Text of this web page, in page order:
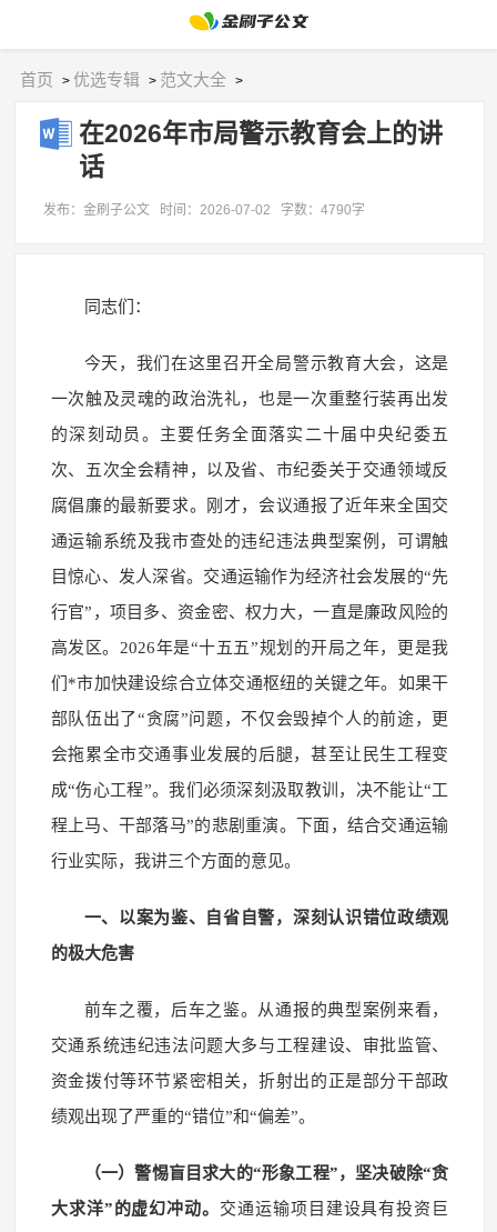
首页 >优选专辑 > 范文大全 >
在2026年市局警示教育会上的讲
话
发布：金刷子公文 时间：2026-07-02 字数：4790字
同志们：
今天，我们在这里召开全局警示教育大会，这是
一次触及灵魂的政治洗礼，也是一次重整行装再出发
的深刻动员。主要任务全面落实二十届中央纪委五
次、五次全会精神，以及省、市纪委关于交通领域反
腐倡廉的最新要求。刚才，会议通报了近年来全国交
通运输系统及我市查处的违纪违法典型案例，可谓触
目惊心、发人深省。交通运输作为经济社会发展的“先
行官”，项目多、资金密、权力大，一直是廉政风险的
高发区。2026年是“十五五”规划的开局之年，更是我
们*市加快建设综合立体交通枢纽的关键之年。如果干
部队伍出了“贪腐”问题，不仅会毁掉个人的前途，更
会拖累全市交通事业发展的后腿，甚至让民生工程变
成“伤心工程”。我们必须深刻汲取教训，决不能让“工
程上马、干部落马”的悲剧重演。下面，结合交通运输
行业实际，我讲三个方面的意见。
一、以案为鉴、自省自警，深刻认识错位政绩观
的极大危害
前车之覆，后车之鉴。从通报的典型案例来看，
交通系统违纪违法问题大多与工程建设、审批监管、
资金拨付等环节紧密相关，折射出的正是部分干部政
绩观出现了严重的“错位”和“偏差”。
（一）警惕盲目求大的“形象工程”，坚决破除“贪
大求洋”的虚幻冲动。 交通运输项目建设具有投资巨